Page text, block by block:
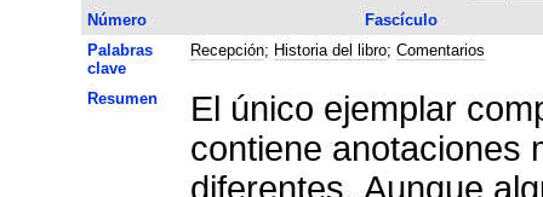
Número
Fascículo
Palabras
clave
Recepción; Historia del libro; Comentarios
Resumen
El único ejemplar
contiene anotaciones
diferentes. Aunque